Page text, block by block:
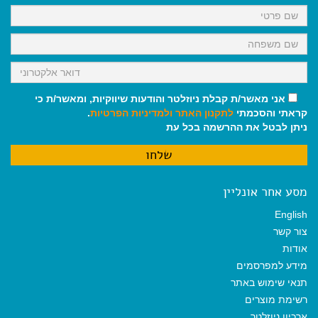
k
p
m
אני מאשר/ת קבלת ניוזלטר והודעות שיווקיות, ומאשר/ת כי
קראתי והסכמתי לתקנון האתר ולמדיניות הפרטיות.
ניתן לבטל את ההרשמה בכל עת
מסע אחר אונליין
English
צור קשר
אודות
מידע למפרסמים
תנאי שימוש באתר
רשימת מוצרים